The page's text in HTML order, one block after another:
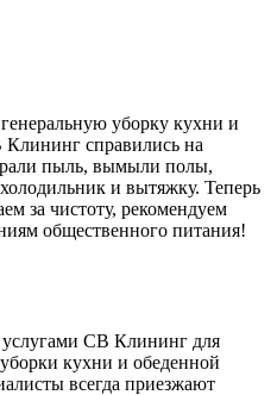
уборку кухни и
Клининг справились на
пыль, вымыли полы,
и вытяжку. Теперь
за чистоту, рекомендуем
общественного питания!
услугами СВ Клининг для
кухни и обеденной
всегда приезжают